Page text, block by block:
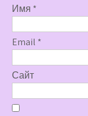
Имя *
Email *
Сайт